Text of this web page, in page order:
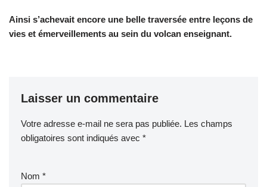
Ainsi s’achevait encore une belle traversée entre leçons de
vies et émerveillements au sein du volcan enseignant.
Laisser un commentaire
Votre adresse e-mail ne sera pas publiée. Les champs
obligatoires sont indiqués avec *
Nom *